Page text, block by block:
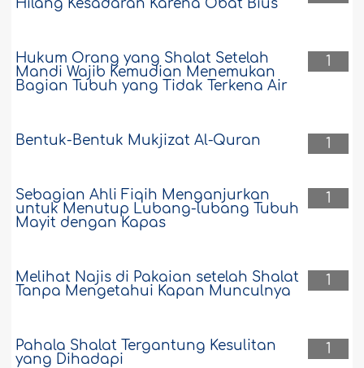
Hilang Kesadaran Karena Obat Bius
1
Hukum Orang yang Shalat Setelah
Mandi Wajib Kemudian Menemukan
Bagian Tubuh yang Tidak Terkena Air
1
Bentuk-Bentuk Mukjizat Al-Quran
1
Sebagian Ahli Fiqih Menganjurkan
untuk Menutup Lubang-lubang Tubuh
Mayit dengan Kapas
1
Melihat Najis di Pakaian setelah Shalat
Tanpa Mengetahui Kapan Munculnya
1
Pahala Shalat Tergantung Kesulitan
yang Dihadapi